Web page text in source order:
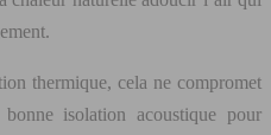
thermique, cela ne compromet
bonne isolation acoustique pour